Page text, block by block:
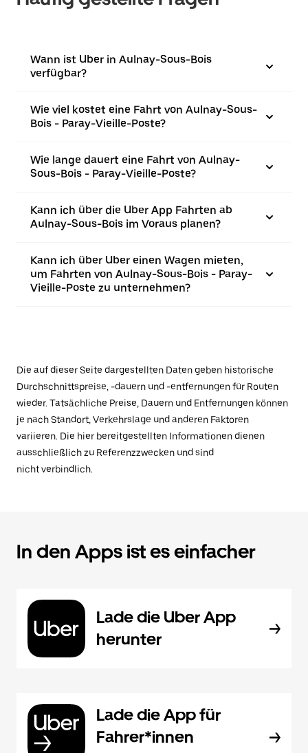
Wann ist Uber in Aulnay-Sous-Bois
verfügbar?
Wie viel kostet eine Fahrt von Aulnay-Sous-
Bois - Paray-Vieille-Poste?
Wie lange dauert eine Fahrt von Aulnay-
Sous-Bois - Paray-Vieille-Poste?
Kann ich über die Uber App Fahrten ab
Aulnay-Sous-Bois im Voraus planen?
Kann ich über Uber einen Wagen mieten,
um Fahrten von Aulnay-Sous-Bois - Paray-
Vieille-Poste zu unternehmen?
Die auf dieser Seite dargestellten Daten geben historische
Durchschnittspreise, -dauern und -entfernungen für Routen
wieder. Tatsächliche Preise, Dauern und Entfernungen können
je nach Standort, Verkehrslage und anderen Faktoren
variieren. Die hier bereitgestellten Informationen dienen
ausschließlich zu Referenzzwecken und sind
nicht verbindlich.
In den Apps ist es einfacher
Lade die Uber App
herunter
Lade die App für
Fahrer*innen